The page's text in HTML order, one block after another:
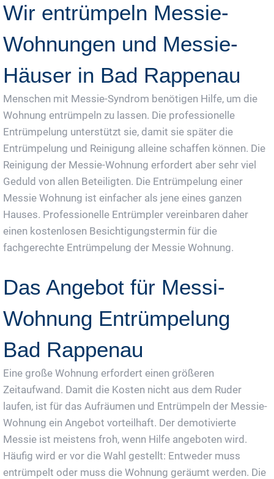
Wir entrümpeln Messie-
Wohnungen und Messie-
Häuser in Bad Rappenau
Menschen mit Messie-Syndrom benötigen Hilfe, um die
Wohnung entrümpeln zu lassen. Die professionelle
Entrümpelung unterstützt sie, damit sie später die
Entrümpelung und Reinigung alleine schaffen können. Die
Reinigung der Messie-Wohnung erfordert aber sehr viel
Geduld von allen Beteiligten. Die Entrümpelung einer
Messie Wohnung ist einfacher als jene eines ganzen
Hauses. Professionelle Entrümpler vereinbaren daher
einen kostenlosen Besichtigungstermin für die
fachgerechte Entrümpelung der Messie Wohnung.
Das Angebot für Messi-
Wohnung Entrümpelung
Bad Rappenau
Eine große Wohnung erfordert einen größeren
Zeitaufwand. Damit die Kosten nicht aus dem Ruder
laufen, ist für das Aufräumen und Entrümpeln der Messie-
Wohnung ein Angebot vorteilhaft. Der demotivierte
Messie ist meistens froh, wenn Hilfe angeboten wird.
Häufig wird er vor die Wahl gestellt: Entweder muss
entrümpelt oder muss die Wohnung geräumt werden. Die